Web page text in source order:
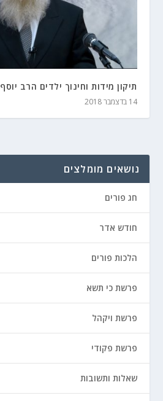
תיקון מידות וחינוך ילדים הרב
14 בדצמבר 2018
נושאים מומלצים
חג פורים
חודש אדר
הלכות פורים
פרשת כי תשא
פרשת ויקהל
פרשת פקודי
שאלות ותשובות